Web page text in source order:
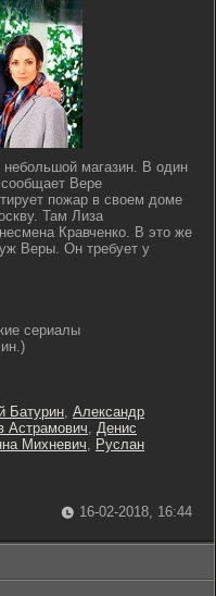
магазин. В один
сообщает Вере
пожар в своем доме
Там Лиза
Кравченко. В это же
Веры. Он требует у
сериалы
Батурин, Александр
Астрамович, Денис
Михневич, Руслан
16-02-2018, 16:44